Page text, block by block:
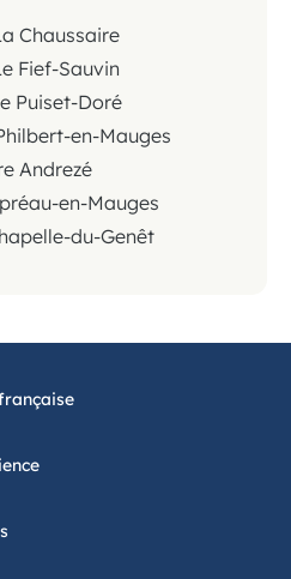
Chaussaire
Fief-Sauvin
Puiset-Doré
en-Mauges
Andrezé
en-Mauges
du-Genêt